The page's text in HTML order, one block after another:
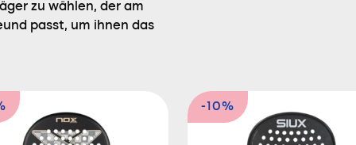
zu wählen, der am
passt, um ihnen das
-10%